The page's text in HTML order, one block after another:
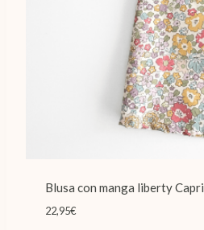
Blusa con manga liberty Capri
22,95€